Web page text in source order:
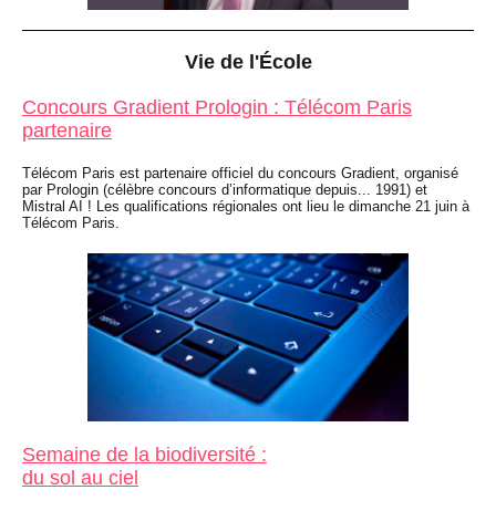
Vie de l'École
Concours Gradient Prologin : Télécom Paris
partenaire
Télécom Paris est partenaire officiel du concours Gradient, organisé
par Prologin (célèbre concours d’informatique depuis... 1991) et
Mistral AI ! Les qualifications régionales ont lieu le dimanche 21 juin à
Télécom Paris.
Semaine de la biodiversité :
du sol au ciel